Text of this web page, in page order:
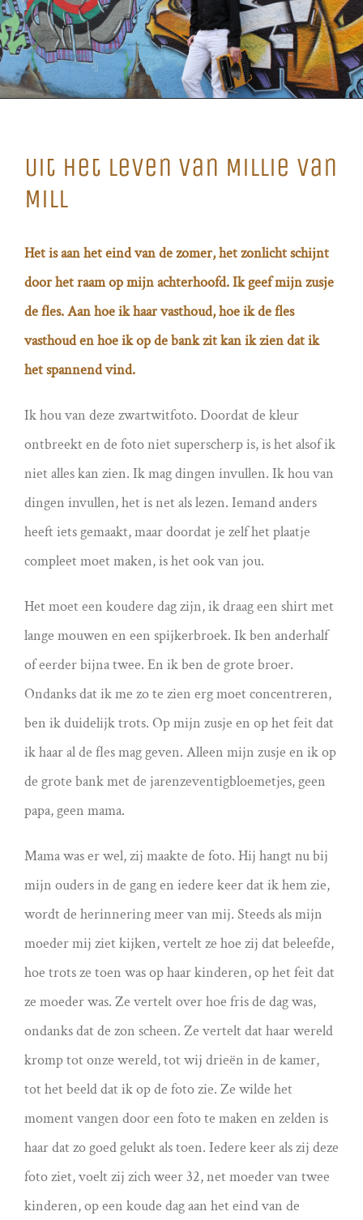
Uit het leven van Millie van
Mill
Het is aan het eind van de zomer, het zonlicht schijnt
door het raam op mijn achterhoofd. Ik geef mijn zusje
de fles. Aan hoe ik haar vasthoud, hoe ik de fles
vasthoud en hoe ik op de bank zit kan ik zien dat ik
het spannend vind.
Ik hou van deze zwartwitfoto. Doordat de kleur
ontbreekt en de foto niet superscherp is, is het alsof ik
niet alles kan zien. Ik mag dingen invullen. Ik hou van
dingen invullen, het is net als lezen. Iemand anders
heeft iets gemaakt, maar doordat je zelf het plaatje
compleet moet maken, is het ook van jou.
Het moet een koudere dag zijn, ik draag een shirt met
lange mouwen en een spijkerbroek. Ik ben anderhalf
of eerder bijna twee. En ik ben de grote broer.
Ondanks dat ik me zo te zien erg moet concentreren,
ben ik duidelijk trots. Op mijn zusje en op het feit dat
ik haar al de fles mag geven. Alleen mijn zusje en ik op
de grote bank met de jarenzeventigbloemetjes, geen
papa, geen mama.
Mama was er wel, zij maakte de foto. Hij hangt nu bij
mijn ouders in de gang en iedere keer dat ik hem zie,
wordt de herinnering meer van mij. Steeds als mijn
moeder mij ziet kijken, vertelt ze hoe zij dat beleefde,
hoe trots ze toen was op haar kinderen, op het feit dat
ze moeder was. Ze vertelt over hoe fris de dag was,
ondanks dat de zon scheen. Ze vertelt dat haar wereld
kromp tot onze wereld, tot wij drieën in de kamer,
tot het beeld dat ik op de foto zie. Ze wilde het
moment vangen door een foto te maken en zelden is
haar dat zo goed gelukt als toen. Iedere keer als zij deze
foto ziet, voelt zij zich weer 32, net moeder van twee
kinderen, op een koude dag aan het eind van de